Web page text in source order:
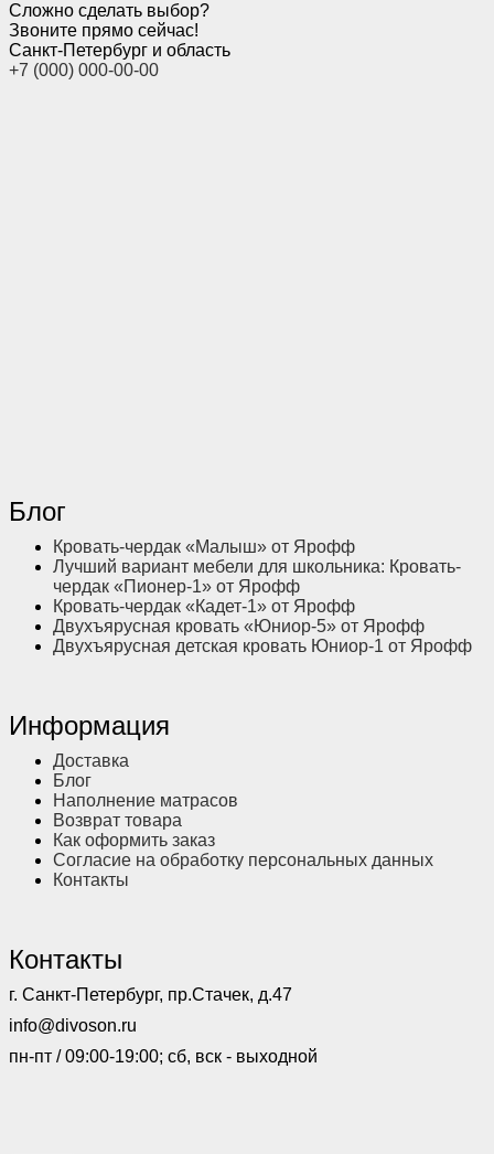
Сложно сделать выбор?
Звоните прямо сейчас!
Санкт-Петербург и область
+7 (000) 000-00-00
Блог
Кровать-чердак «Малыш» от Ярофф
Лучший вариант мебели для школьника: Кровать-
чердак «Пионер-1» от Ярофф
Кровать-чердак «Кадет-1» от Ярофф
Двухъярусная кровать «Юниор-5» от Ярофф
Двухъярусная детская кровать Юниор-1 от Ярофф
Информация
Доставка
Блог
Наполнение матрасов
Возврат товара
Как оформить заказ
Согласие на обработку персональных данных
Контакты
Контакты
г. Санкт-Петербург, пр.Стачек, д.47
info@divoson.ru
пн-пт / 09:00-19:00; сб, вск - выходной